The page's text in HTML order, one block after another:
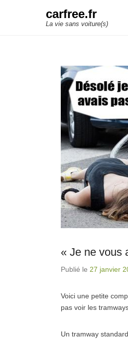
carfree.fr
La vie sans voiture(s)
« Je ne vous
Publié le 27 janvier
Voici une petite
pas voir les
Un tramway